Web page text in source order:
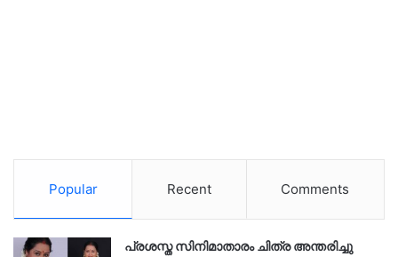
Popular Recent Comments
പ്രശസ്ത സിനിമാതാരം ചിത്ര അന്തരിച്ചു